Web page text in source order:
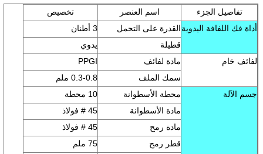
تفاصيل الجزء اسم العنصر
تخصيص
أداة فك اللفافة اليدويةالقدرة على التحمل
3 أطنان
قطيلة
يدوي
لفائف خام
مادة لفائف
PPGI
سمك الملف
0.3-0.8 ملم
جسم الآلة
محطة الأسطوانة
10 محطة
مادة الأسطوانة
45 # فولاذ
مادة رمح
45 # فولاذ
قطر رمح
75 ملم